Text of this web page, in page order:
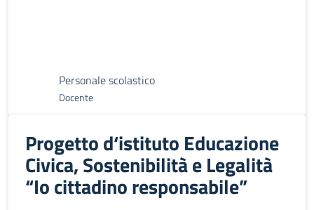
Personale scolastico
Docente
Progetto d‘istituto Educazione
Civica, Sostenibilità e Legalità
“Io cittadino responsabile”